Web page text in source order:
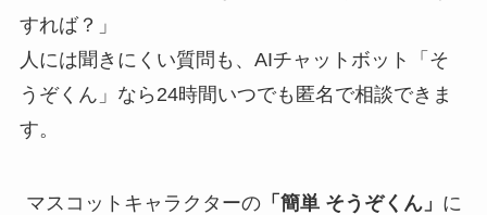
すれば？」
人には聞きにくい質問も、AIチャットボット「そ
うぞくん」なら24時間いつでも匿名で相談できま
す。
マスコットキャラクターの「簡単 そうぞくん」 に